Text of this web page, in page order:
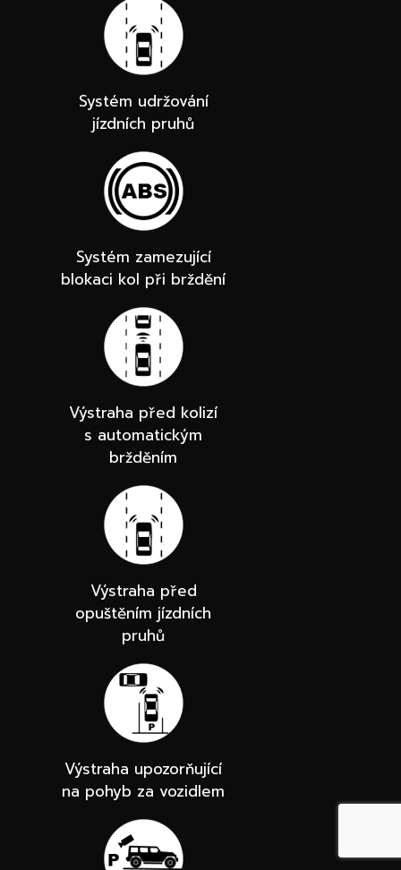
Systém udržování
jízdních pruhů
Systém zamezující
blokaci kol při brždění
Výstraha před kolizí
s automatickým
bržděním
Výstraha před
opuštěním jízdních
pruhů
Výstraha upozorňující
na pohyb za vozidlem